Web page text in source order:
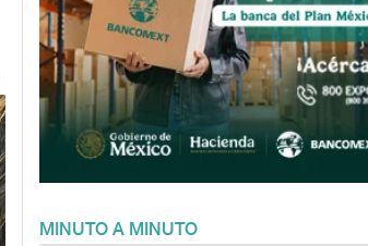
MINUTO A MINUTO